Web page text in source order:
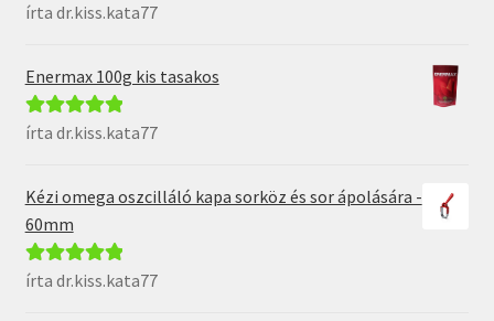
Értékelés:5 /
írta dr.kiss.kata77
Enermax 100g kis tasakos
Értékelés:5 /
írta dr.kiss.kata77
Kézi omega oszcilláló kapa sorköz és sor ápolására -
60mm
Értékelés:5 /
írta dr.kiss.kata77